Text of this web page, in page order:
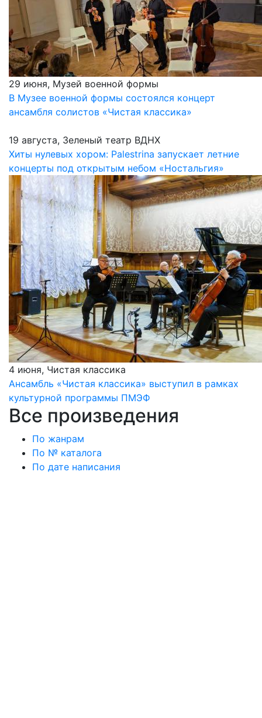
29 июня, Музей военной формы
В Музее военной формы состоялся концерт
ансамбля солистов «Чистая классика»
19 августа, Зеленый театр ВДНХ
Хиты нулевых хором: Palestrina запускает летние
концерты под открытым небом «Ностальгия»
4 июня, Чистая классика
Ансамбль «Чистая классика» выступил в рамках
культурной программы ПМЭФ
Все произведения
По жанрам
По № каталога
По дате написания